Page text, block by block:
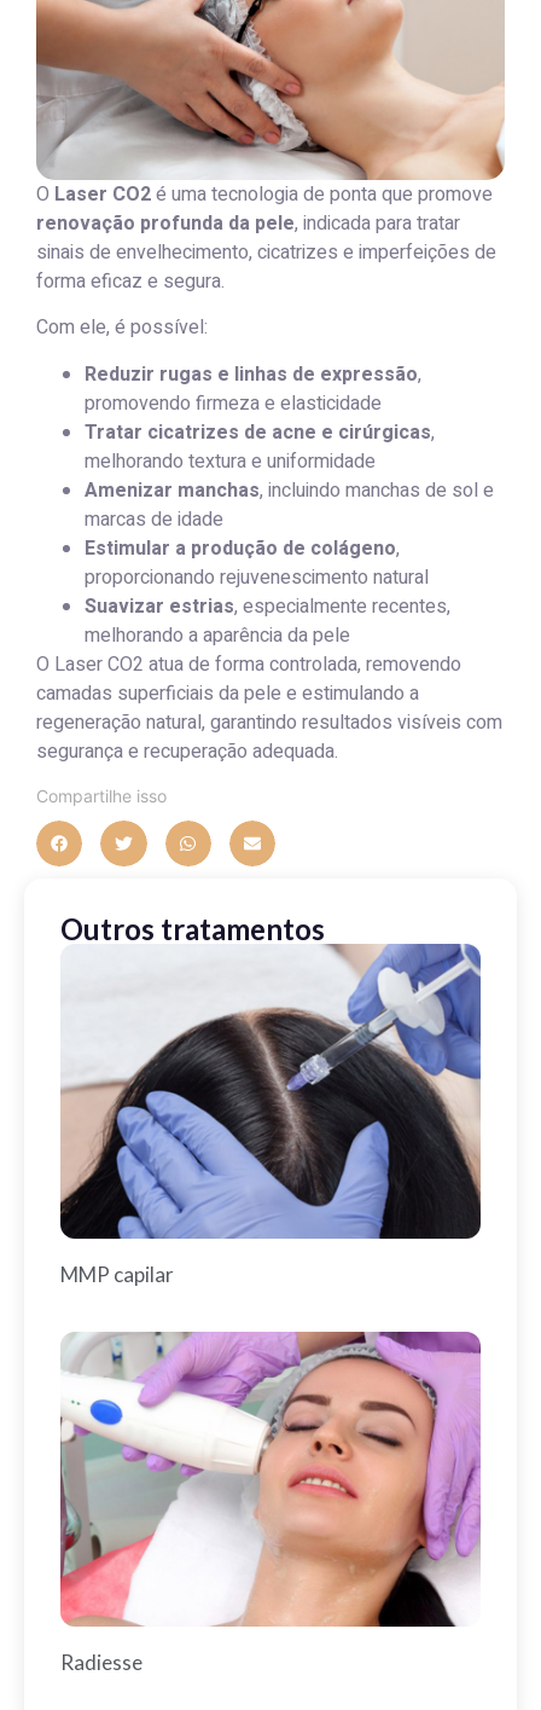
O Laser CO2é uma tecnologia de ponta que promove
renovação profunda da pele, indicada para tratar
sinais de envelhecimento, cicatrizes e imperfeições de
forma eficaz e segura.
Com ele, é possível:
Reduzir rugas e linhas de expressão,
promovendo firmeza e elasticidade
Tratar cicatrizes de acne e cirúrgicas,
melhorando textura e uniformidade
Amenizar manchas, incluindo manchas de sol e
marcas de idade
Estimular a produção de colágeno,
proporcionando rejuvenescimento natural
Suavizar estrias, especialmente recentes,
melhorando a aparência da pele
O Laser CO2 atua de forma controlada, removendo
camadas superficiais da pele e estimulando a
regeneração natural, garantindo resultados visíveis com
segurança e recuperação adequada.
Outros tratamentos
MMP capilar
Radiesse